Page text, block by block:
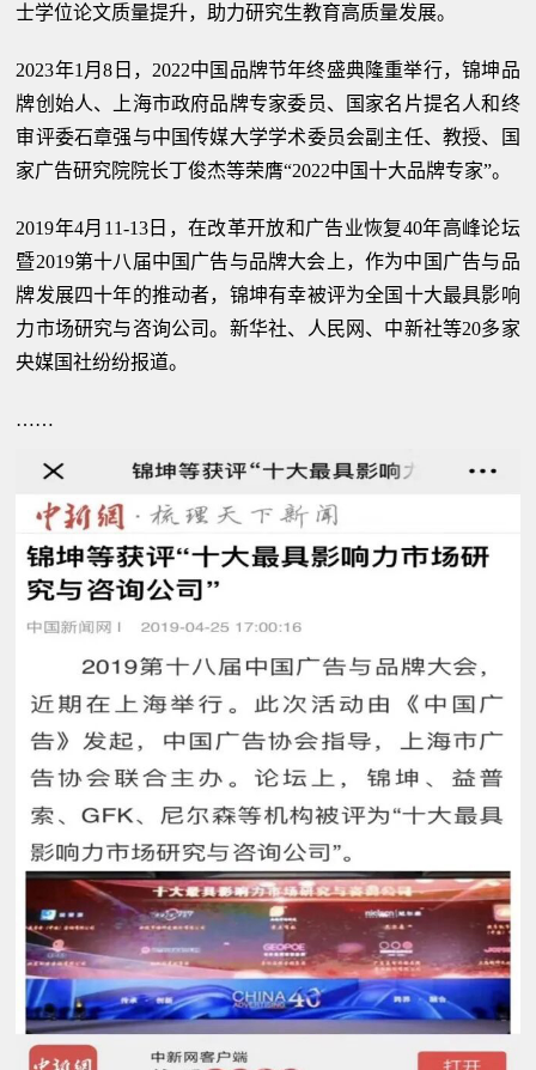
士学位论文质量提升，助力研究生教育高质量发展。
2023年1月8日，2022中国品牌节年终盛典隆重举行，锦坤品
牌创始人、上海市政府品牌专家委员、国家名片提名人和终
审评委石章强与中国传媒大学学术委员会副主任、教授、国
家广告研究院院长丁俊杰等荣膺“2022中国十大品牌专家”。
2019年4月11-13日，在改革开放和广告业恢复40年高峰论坛
暨2019第十八届中国广告与品牌大会上，作为中国广告与品
牌发展四十年的推动者，锦坤有幸被评为全国十大最具影响
力市场研究与咨询公司。新华社、人民网、中新社等20多家
央媒国社纷纷报道。
……